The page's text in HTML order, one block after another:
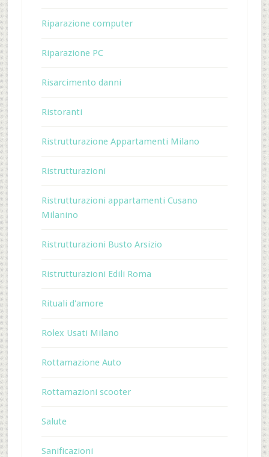
Riparazione computer
Riparazione PC
Risarcimento danni
Ristoranti
Ristrutturazione Appartamenti Milano
Ristrutturazioni
Ristrutturazioni appartamenti Cusano
Milanino
Ristrutturazioni Busto Arsizio
Ristrutturazioni Edili Roma
Rituali d'amore
Rolex Usati Milano
Rottamazione Auto
Rottamazioni scooter
Salute
Sanificazioni